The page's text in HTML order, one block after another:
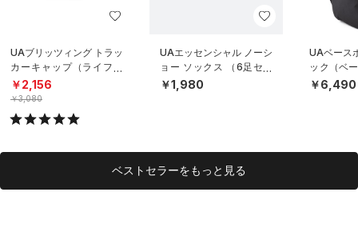
UAブリッツィング トラッ
カーキャップ（ライフス
タイル/BOYS）
￥2,156
￥3,080
UAエッセンシャル ノーシ
ョー ソックス （6足セッ
ト）（トレーニング/KID
S）
￥1,980
UAベース
ック（ベ
S）
￥6,490
ベストセラーをもっと見る